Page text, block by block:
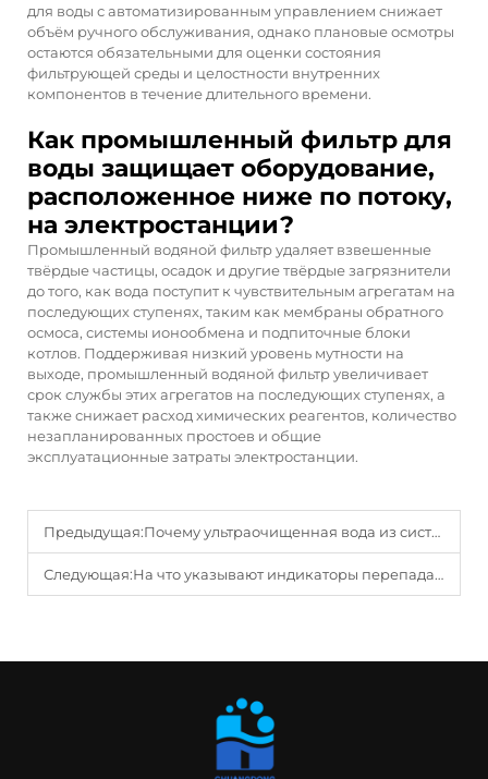
для воды с автоматизированным управлением снижает
объём ручного обслуживания, однако плановые осмотры
остаются обязательными для оценки состояния
фильтрующей среды и целостности внутренних
компонентов в течение длительного времени.
Как промышленный фильтр для
воды защищает оборудование,
расположенное ниже по потоку,
на электростанции?
Промышленный водяной фильтр удаляет взвешенные
твёрдые частицы, осадок и другие твёрдые загрязнители
до того, как вода поступит к чувствительным агрегатам на
последующих ступенях, таким как мембраны обратного
осмоса, системы ионообмена и подпиточные блоки
котлов. Поддерживая низкий уровень мутности на
выходе, промышленный водяной фильтр увеличивает
срок службы этих агрегатов на последующих ступенях, а
также снижает расход химических реагентов, количество
незапланированных простоев и общие
эксплуатационные затраты электростанции.
Предыдущая:Почему ультраочищенная вода из системы обратного осмоса имеет такой чистый и освежающий вкус?
Следующая:На что указывают индикаторы перепада давления, когда промышленный водяной фильтр требует очистки?